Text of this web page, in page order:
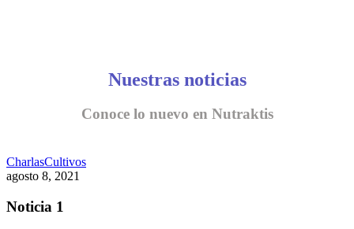
Nuestras noticias
Conoce lo nuevo en Nutraktis
CharlasCultivos
agosto 8, 2021
Noticia 1